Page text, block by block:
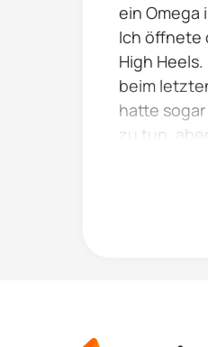
ein Omega
Ich öffnete
High
beim
hatte
zu tun,